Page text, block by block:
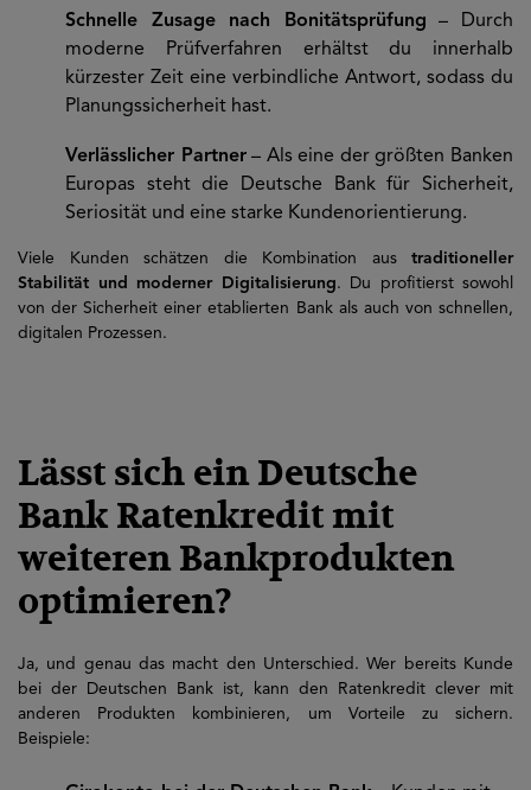
Schnelle Zusage nach Bonitätsprüfung – Durch
moderne Prüfverfahren erhältst du innerhalb
kürzester Zeit eine verbindliche Antwort, sodass du
Planungssicherheit hast.
Verlässlicher Partner– Als eine der größten Banken
Europas steht die Deutsche Bank für Sicherheit,
Seriosität und eine starke Kundenorientierung.
Viele Kunden schätzen die Kombination aus traditioneller
Stabilität und moderner Digitalisierung. Du profitierst sowohl
von der Sicherheit einer etablierten Bank als auch von schnellen,
digitalen Prozessen.
Lässt sich ein Deutsche
Bank Ratenkredit mit
weiteren Bankprodukten
optimieren?
Ja, und genau das macht den Unterschied. Wer bereits Kunde
bei der Deutschen Bank ist, kann den Ratenkredit clever mit
anderen Produkten kombinieren, um Vorteile zu sichern.
Beispiele: